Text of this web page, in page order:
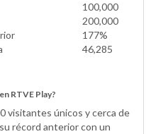
100,000
200,000
177%
46,285
RTVE Play?
visitantes únicos y cerca de
récord anterior con un